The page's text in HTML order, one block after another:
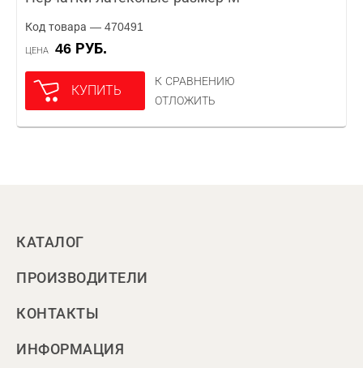
Код товара — 470491
ЦЕНА 46 РУБ.
КУПИТЬ
К СРАВНЕНИЮ
ОТЛОЖИТЬ
КАТАЛОГ
ПРОИЗВОДИТЕЛИ
КОНТАКТЫ
ИНФОРМАЦИЯ